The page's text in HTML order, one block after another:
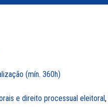
(mín. 360h)
e direito processual eleitoral,